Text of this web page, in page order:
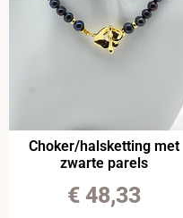
Choker/halsketting met
zwarte parels
€48,33